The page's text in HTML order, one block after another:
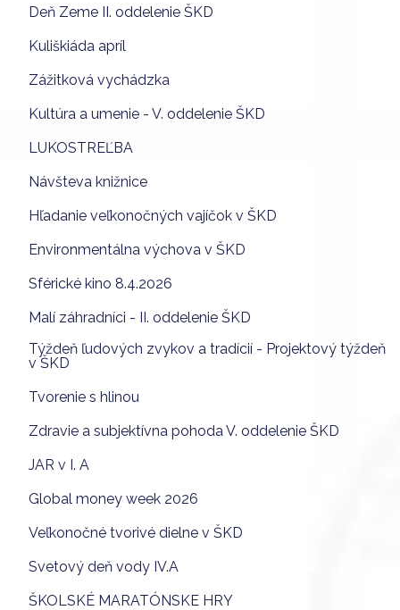
Deň Zeme II. oddelenie ŠKD
Kuliškiáda apríl
Zážitková vychádzka
Kultúra a umenie - V. oddelenie ŠKD
LUKOSTREĽBA
Návšteva knižnice
Hľadanie veľkonočných vajíčok v ŠKD
Environmentálna výchova v ŠKD
Sférické kino 8.4.2026
Malí záhradníci - II. oddelenie ŠKD
Týždeň ľudových zvykov a tradícií - Projektový týždeň
v ŠKD
Tvorenie s hlinou
Zdravie a subjektívna pohoda V. oddelenie ŠKD
JAR v I. A
Global money week 2026
Veľkonočné tvorivé dielne v ŠKD
Svetový deň vody IV.A
ŠKOLSKÉ MARATÓNSKE HRY